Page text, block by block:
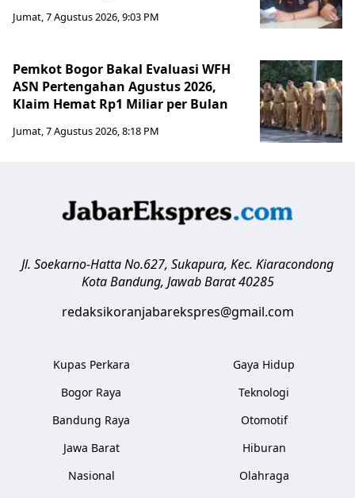
Jumat, 7 Agustus 2026, 9:03 PM
Pemkot Bogor Bakal Evaluasi WFH
ASN Pertengahan Agustus 2026,
Klaim Hemat Rp1 Miliar per Bulan
Jumat, 7 Agustus 2026, 8:18 PM
Jl. Soekarno-Hatta No.627, Sukapura, Kec. Kiaracondong
Kota Bandung, Jawab Barat 40285
redaksikoranjabarekspres@gmail.com
Kupas Perkara
Bogor Raya
Bandung Raya
Jawa Barat
Nasional
Gaya Hidup
Teknologi
Otomotif
Hiburan
Olahraga